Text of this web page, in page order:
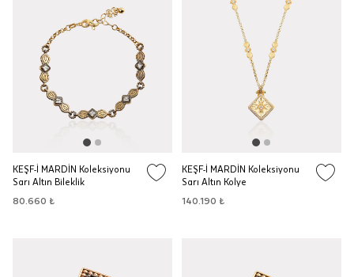
KEŞF-İ MARDİN Koleksiyonu
Sarı Altın Bileklik
80.660 ₺
KEŞF-İ MARDİN Koleksiyonu
Sarı Altın Kolye
140.190 ₺